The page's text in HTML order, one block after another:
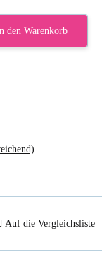
den Warenkorb
Auf die Vergleichsliste